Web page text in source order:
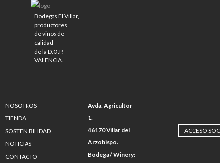
Bodegas El Villar,
productores
de vinos de
calidad
de la D.O.P.
VALENCIA.
NOSOTROS
TIENDA
SOSTENIBILIDAD
NOTICIAS
CONTACTO
Avda. Agricultor
1.
46170 Villar del
Arzobispo.
Bodega / Winery:
ACCESO